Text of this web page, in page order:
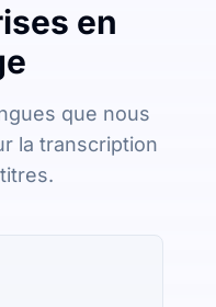
en
que nous
la transcription